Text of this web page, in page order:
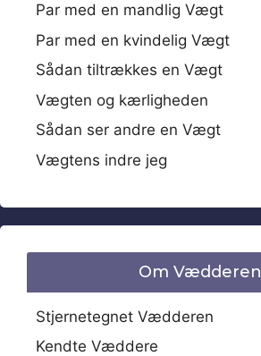
Par med en mandlig Vægt
Par med en kvindelig Vægt
Sådan tiltrækkes en Vægt
Vægten og kærligheden
Sådan ser andre en Vægt
Vægtens indre jeg
Om Vædderen
Stjernetegnet Vædderen
Kendte Væddere